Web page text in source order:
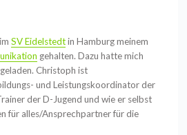
SV Eidelstedtin Hamburg meinem
gehalten. Dazu hatte mich
Christoph ist
und Leistungskoordinator der
der D-Jugend und wie er selbst
für alles/Ansprechpartner für die